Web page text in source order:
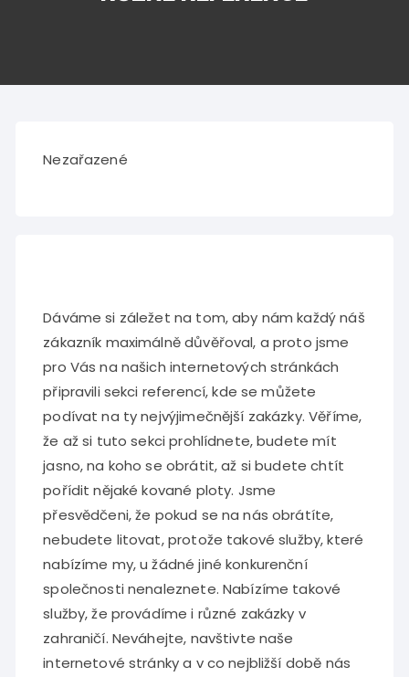
Nezařazené
Dáváme si záležet na tom, aby nám každý náš
zákazník maximálně důvěřoval, a proto jsme
pro Vás na našich internetových stránkách
připravili sekci referencí, kde se můžete
podívat na ty nejvýjimečnější zakázky. Věříme,
že až si tuto sekci prohlídnete, budete mít
jasno, na koho se obrátit, až si budete chtít
pořídit nějakékované ploty. Jsme
přesvědčeni, že pokud se na nás obrátíte,
nebudete litovat, protože takové služby, které
nabízíme my, u žádné jiné konkurenční
společnosti nenaleznete. Nabízíme takové
služby, že provádíme i různé zakázky v
zahraničí. Neváhejte, navštivte naše
internetové stránky a v co nejbližší době nás